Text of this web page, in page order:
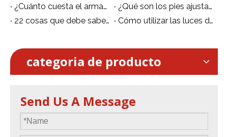
¿Cuánto cuesta el armazón del escenario?
¿Qué son los pies ajustables de escenario y cómo funcionan?
22 cosas que debe saber sobre el armazón de iluminación para escenarios de eventos de aluminio
Cómo utilizar las luces del escenario
categoria de producto
Send Us A Message